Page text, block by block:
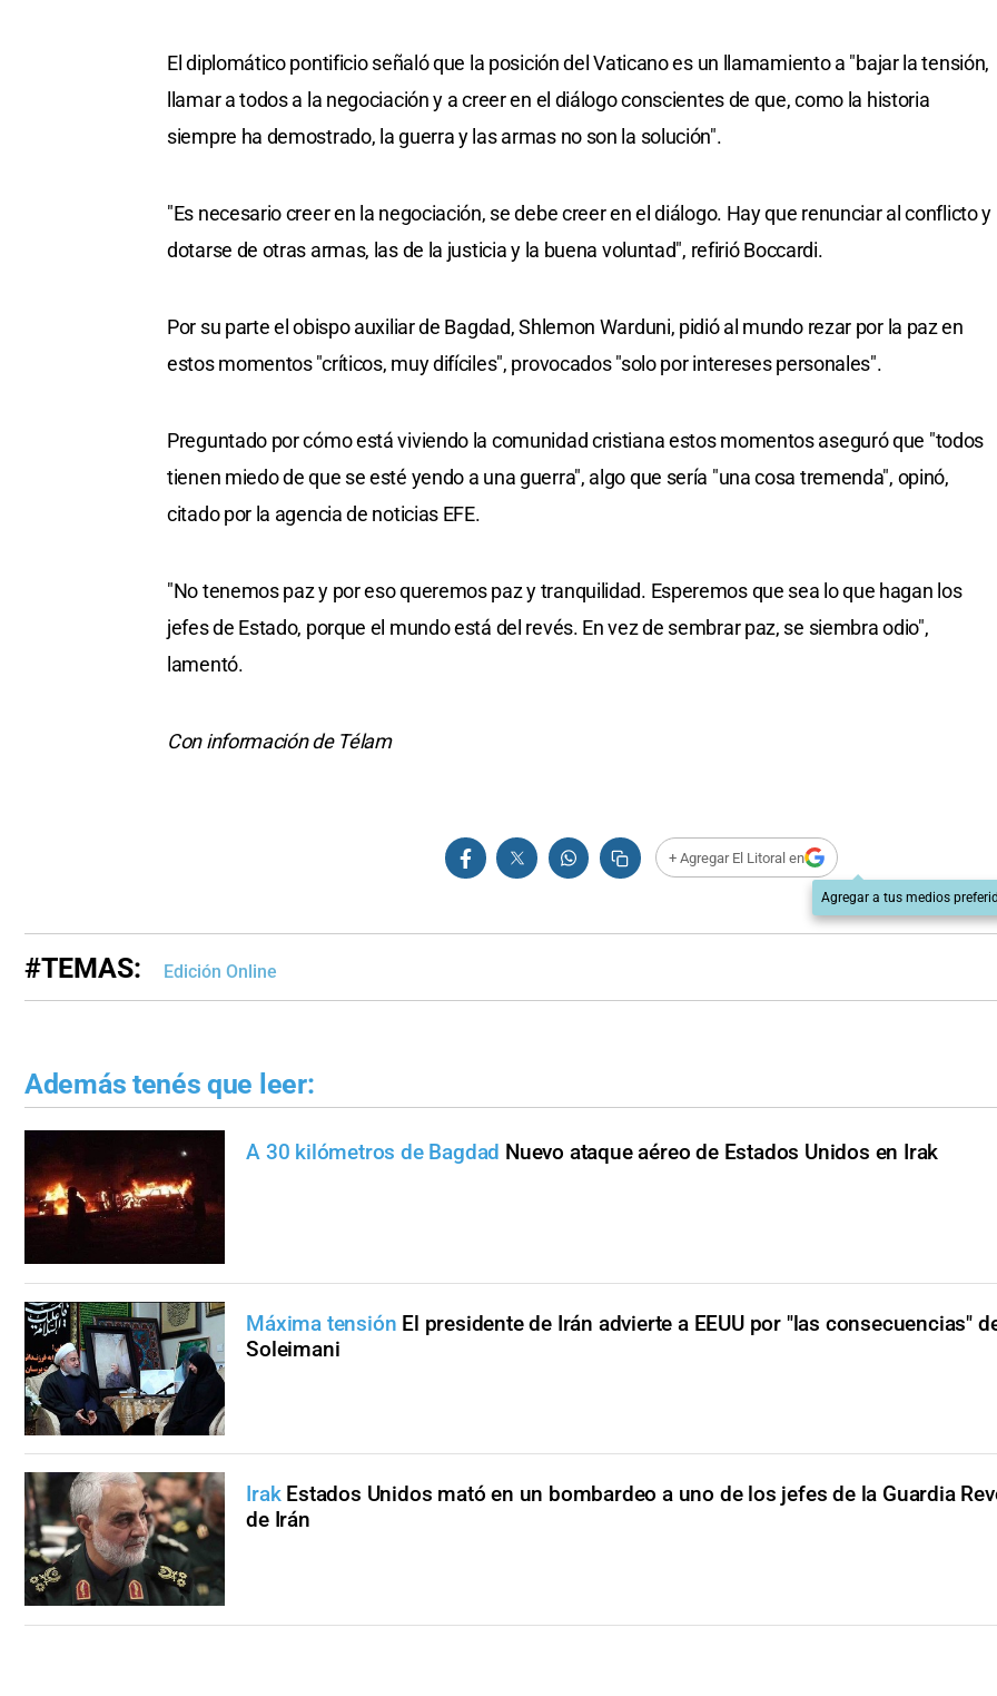
El diplomático pontificio señaló que la posición del Vaticano es un llamamiento a "bajar la tensión,
llamar a todos a la negociación y a creer en el diálogo conscientes de que, como la historia
siempre ha demostrado, la guerra y las armas no son la solución".
"Es necesario creer en la negociación, se debe creer en el diálogo. Hay que renunciar al conflicto y
dotarse de otras armas, las de la justicia y la buena voluntad", refirió Boccardi.
Por su parte el obispo auxiliar de Bagdad, Shlemon Warduni, pidió al mundo rezar por la paz en
estos momentos "críticos, muy difíciles", provocados "solo por intereses personales".
Preguntado por cómo está viviendo la comunidad cristiana estos momentos aseguró que "todos
tienen miedo de que se esté yendo a una guerra", algo que sería "una cosa tremenda", opinó,
citado por la agencia de noticias EFE.
"No tenemos paz y por eso queremos paz y tranquilidad. Esperemos que sea lo que hagan los
jefes de Estado, porque el mundo está del revés. En vez de sembrar paz, se siembra odio",
lamentó.
Con información de Télam
+ Agregar El Litoral en
Agregar a tus medios
#TEMAS: Edición Online
Además tenés que leer:
A 30 kilómetros de Bagdad Nuevo ataque aéreo de Estados Unidos en Irak
Máxima tensión El presidente de Irán advierte a EEUU por "las consecuencias"
Soleimani
Irak Estados Unidos mató en un bombardeo a uno de los jefes de la Guardia
de Irán